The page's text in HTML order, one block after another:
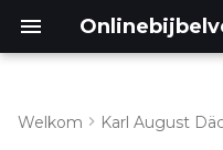
Welkom Karl August